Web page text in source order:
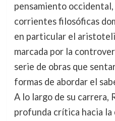
pensamiento occidental,
corrientes filosóficas
en particular el
marcada por la
serie de obras que
formas de abordar el
A lo largo de su carrera,
profunda crítica hacia la